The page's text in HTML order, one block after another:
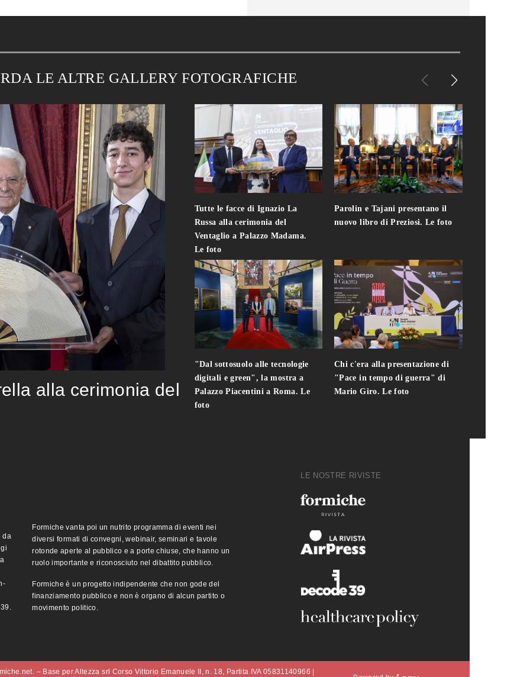
LE ALTRE GALLERY FOTOGRAFICHE
alla cerimonia del
Tutte le facce di Ignazio La
Russa alla cerimonia del
Ventaglio a Palazzo Madama.
Le foto
"Dal sottosuolo alle tecnologie
digitali e green", la mostra a
Palazzo Piacentini a Roma. Le
foto
Parolin e Tajani presentano il
nuovo libro di Preziosi. Le foto
Chi c'era alla presentazione di
"Pace in tempo di guerra" di
Mario Giro. Le foto
da
Formiche vanta poi un nutrito programma di eventi nei
diversi formati di convegni, webinair, seminari e tavole
rotonde aperte al pubblico e a porte chiuse, che hanno un
ruolo importante e riconosciuto nel dibattito pubblico.
Formiche è un progetto indipendente che non gode del
finanziamento pubblico e non è organo di alcun partito o
movimento politico.
LE NOSTRE RIVISTE
– Base per Altezza srl Corso Vittorio Emanuele II, n. 18, Partita IVA 05831140966 |